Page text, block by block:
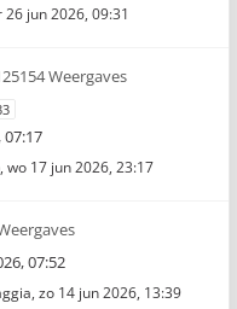
26 jun 2026, 09:31
Weergaves
, wo 17 jun 2026, 23:17
07:52
, zo 14 jun 2026, 13:39